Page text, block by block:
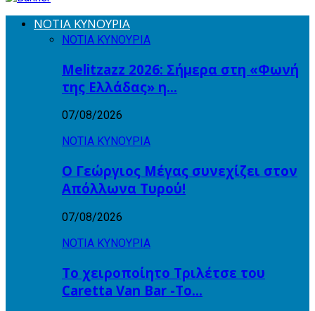
ΝΟΤΙΑ ΚΥΝΟΥΡΙΑ
ΝΟΤΙΑ ΚΥΝΟΥΡΙΑ
Melitzazz 2026: Σήμερα στη «Φωνή
της Ελλάδας» η…
07/08/2026
ΝΟΤΙΑ ΚΥΝΟΥΡΙΑ
Ο Γεώργιος Μέγας συνεχίζει στον
Απόλλωνα Τυρού!
07/08/2026
ΝΟΤΙΑ ΚΥΝΟΥΡΙΑ
Το χειροποίητο Τριλέτσε του
Caretta Van Bar -Το…